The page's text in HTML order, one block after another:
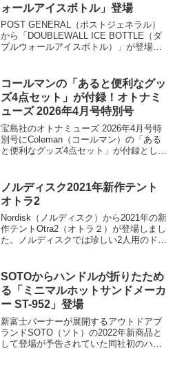
ォールアイスボトル」登場
POST GENERAL（ポストジェネラル）
から「DOUBLEWALL ICE BOTTLE（ダ
ブルウォールアイスボトル）」が登場し
ボトルに水を入れて凍らせることで、氷
嚢スティックとして持ち運ぶことができ
ます。詳細をレビューします。
コールマンの「あると便利なグッ
ズ4点セット」が付録！オトナミ
ューズ 2026年4月号特別号
宝島社のオトナミューズ 2026年4月号特
別号にColeman（コールマン）の「ある
と便利なグッズ4点セット」が付録として
豪華4点のセットで、どれもセット使いは
もちろん単体でも活躍します。詳細をレ
ビューします。
ノルディスク2021年新作テント
オトラ2
Nordisk（ノルディスク）から2021年の新
作テントOtra2（オトラ２）が登場しまし
た。ノルディスクでは珍しい2人用のドー
をレビューします。
SOTOからハンドルが折りたため
る「ミニマルホットサンドメーカ
ー ST-952」登場
新富士バーナーが展開するアウトドアブ
ランドSOTO（ソト）の2022年新商品と
して登場が予告されていた同社初のハン